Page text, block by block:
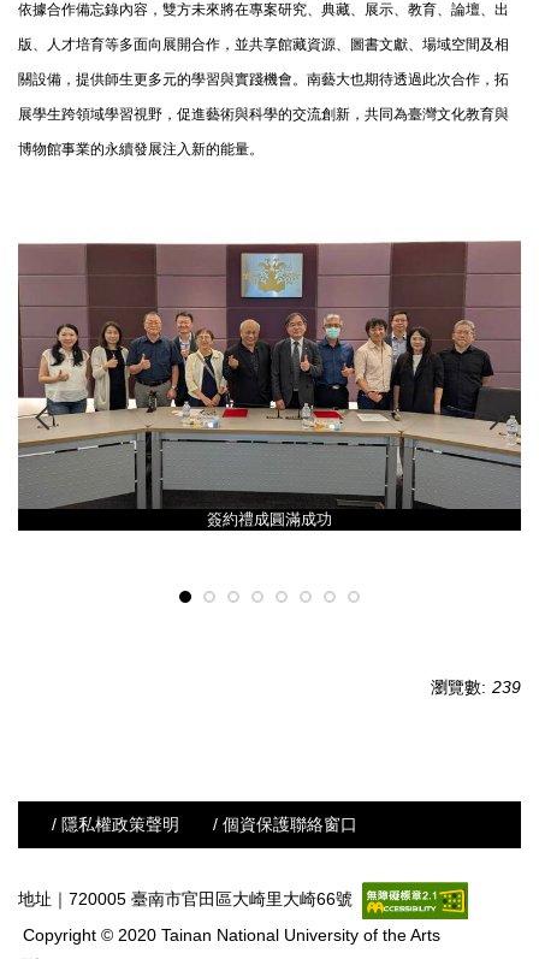
依據合作備忘錄內容，雙方未來將在專案研究、典藏、展示、教育、論壇、出
版、人才培育等多面向展開合作，並共享館藏資源、圖書文獻、場域空間及相
關設備，提供師生更多元的學習與實踐機會。南藝大也期待透過此次合作，拓
展學生跨領域學習視野，促進藝術與科學的交流創新，共同為臺灣文化教育與
博物館事業的永續發展注入新的能量。
簽約禮成圓滿成功
瀏覽數: 239
/ 隱私權政策聲明 / 個資保護聯絡窗口
地址｜720005 臺南市官田區大崎里大崎66號
Copyright © 2020 Tainan National University of the Arts